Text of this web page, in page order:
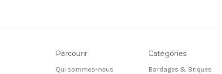
Parcourir
Qui sommes-nous
Catégories
Bardages & Briques